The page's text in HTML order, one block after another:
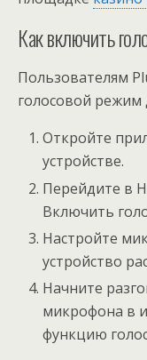
Как включить
Пользователям
голосовой режим
Откройте
устройстве.
Перейдите в
Включить
Настройте
устройство
Начните
микрофона в
функцию